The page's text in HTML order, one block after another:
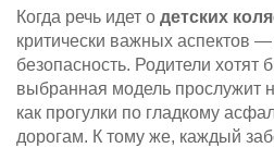
Когда речь идет о детских
критически важных аспектов —
безопасность. Родители хотят
выбранная модель прослужит
как прогулки по гладкому
дорогам. К тому же, каждый